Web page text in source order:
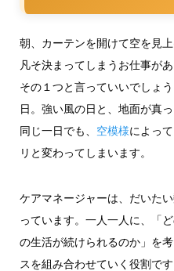
朝、カーテンを開けて空を見
凡そ決まってしまうお仕事が
その１つと言っていいでしょ
日。強い風の日と、地面が真
同じ一日でも、 空模様によっ
リと変わってしまいます。
ケアマネージャーは、だいた
っています。一人一人に、「
の生活が続けられるのか」を
スを組み合わせていく役割で